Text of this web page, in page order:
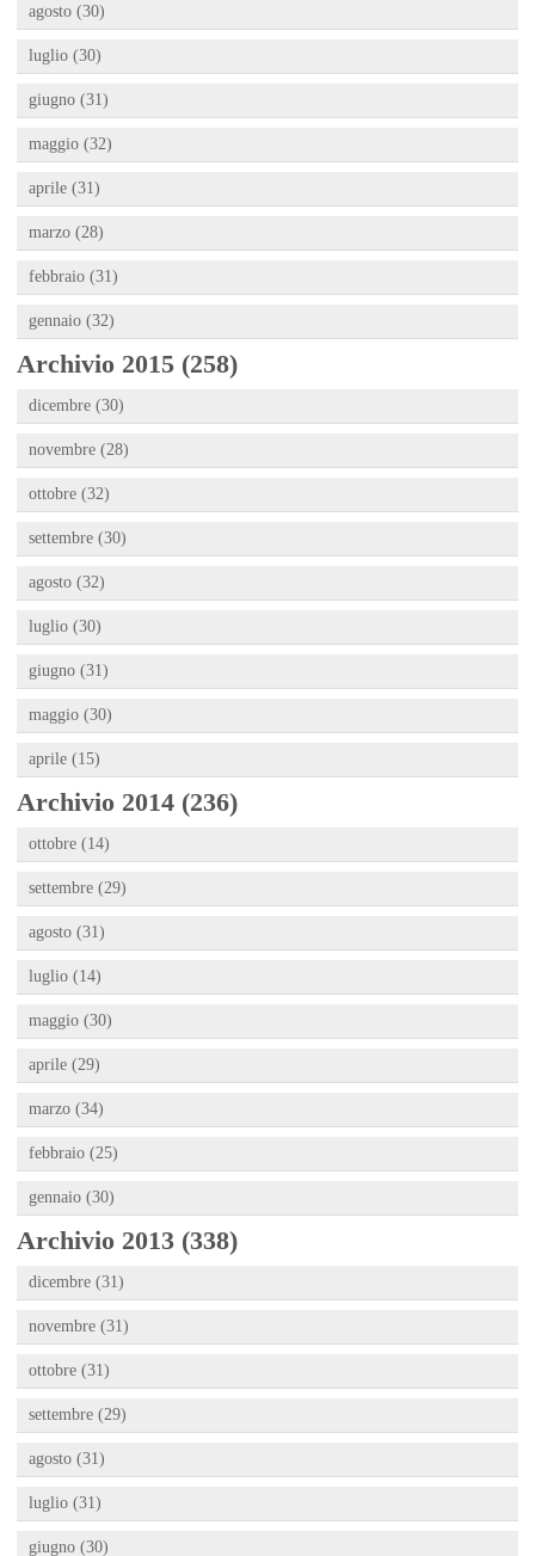
agosto (30)
luglio (30)
giugno (31)
maggio (32)
aprile (31)
marzo (28)
febbraio (31)
gennaio (32)
Archivio 2015 (258)
dicembre (30)
novembre (28)
ottobre (32)
settembre (30)
agosto (32)
luglio (30)
giugno (31)
maggio (30)
aprile (15)
Archivio 2014 (236)
ottobre (14)
settembre (29)
agosto (31)
luglio (14)
maggio (30)
aprile (29)
marzo (34)
febbraio (25)
gennaio (30)
Archivio 2013 (338)
dicembre (31)
novembre (31)
ottobre (31)
settembre (29)
agosto (31)
luglio (31)
giugno (30)